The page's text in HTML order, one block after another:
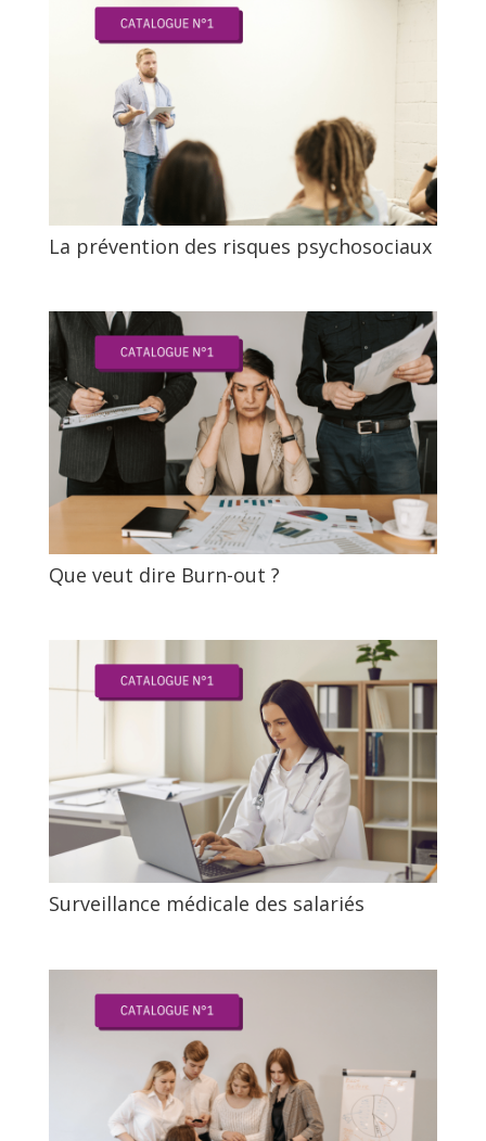
La prévention des risques psychosociaux
Que veut dire Burn-out ?
Surveillance médicale des salariés